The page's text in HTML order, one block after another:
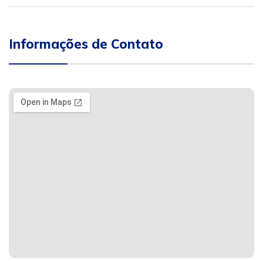
Informações de Contato